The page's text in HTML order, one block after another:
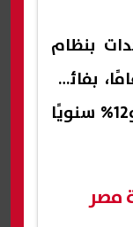
بنظام
العقاري لمدة 20 عامًا، بفائدة
8% سنويًا لمنخفضي الدخل، و12% سنويًا
مصر